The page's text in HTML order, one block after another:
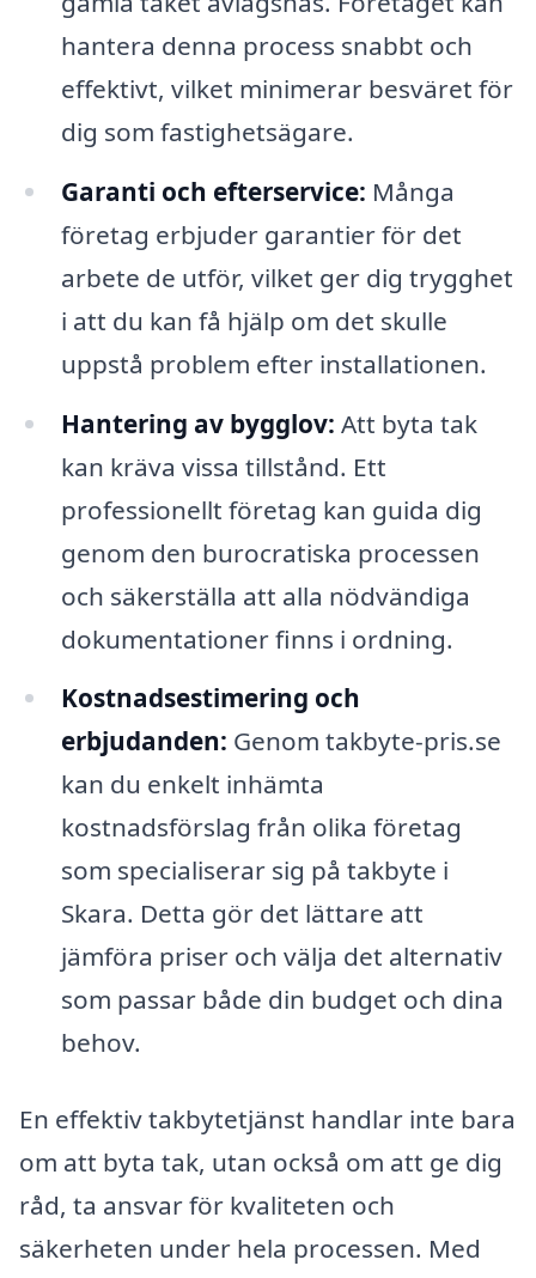
hantera denna process snabbt och
effektivt, vilket minimerar besväret för
dig som fastighetsägare.
Garanti och efterservice: Många
företag erbjuder garantier för det
arbete de utför, vilket ger dig trygghet
i att du kan få hjälp om det skulle
uppstå problem efter installationen.
Hantering av bygglov: Att byta tak
kan kräva vissa tillstånd. Ett
professionellt företag kan guida dig
genom den burocratiska processen
och säkerställa att alla nödvändiga
dokumentationer finns i ordning.
Kostnadsestimering och
erbjudanden: Genom takbyte-pris.se
kan du enkelt inhämta
kostnadsförslag från olika företag
som specialiserar sig på takbyte i
Skara. Detta gör det lättare att
jämföra priser och välja det alternativ
som passar både din budget och dina
behov.
En effektiv takbytetjänst handlar inte bara
om att byta tak, utan också om att ge dig
råd, ta ansvar för kvaliteten och
säkerheten under hela processen. Med